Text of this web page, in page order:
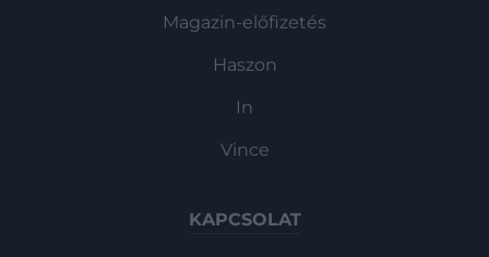
Magazin-előfizetés
Haszon
In
Vince
KAPCSOLAT